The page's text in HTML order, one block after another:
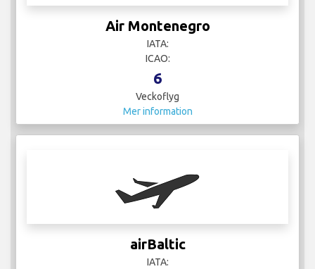
Air Montenegro
IATA:
ICAO:
6
Veckoflyg
Mer information
airBaltic
IATA: